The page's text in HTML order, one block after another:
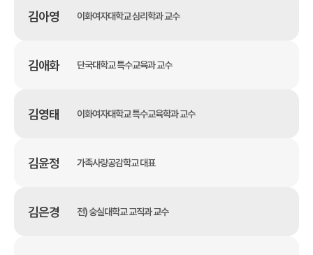
김아영 이화여자대학교 심리학과 교수
김애화 단국대학교 특수교육과 교수
김영태 이화여자대학교 특수교육학과 교수
김윤정 가족사랑공감학교 대표
김은경 전) 숭실대학교 교직과 교수